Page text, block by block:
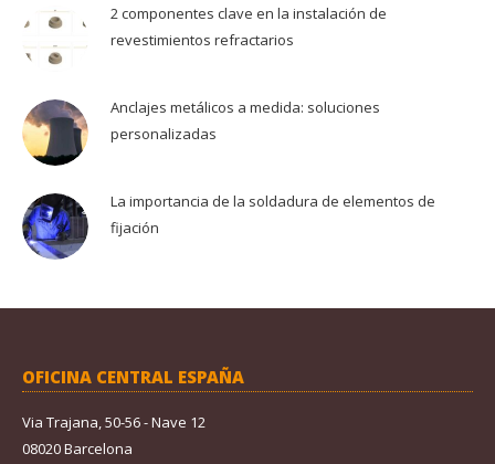
2 componentes clave en la instalación de
revestimientos refractarios
Anclajes metálicos a medida: soluciones
personalizadas
La importancia de la soldadura de elementos de
fijación
OFICINA CENTRAL ESPAÑA
Via Trajana, 50-56 - Nave 12
08020 Barcelona